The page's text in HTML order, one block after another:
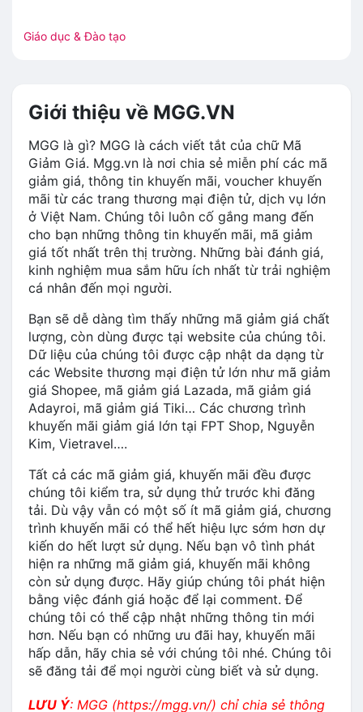
Giáo dục & Đào tạo
Giới thiệu về MGG.VN
MGG là gì? MGG là cách viết tắt của chữ Mã
Giảm Giá. Mgg.vn là nơi chia sẻ miễn phí các mã
giảm giá, thông tin khuyến mãi, voucher khuyến
mãi từ các trang thương mại điện tử, dịch vụ lớn
ở Việt Nam. Chúng tôi luôn cố gắng mang đến
cho bạn những thông tin khuyến mãi, mã giảm
giá tốt nhất trên thị trường. Những bài đánh giá,
kinh nghiệm mua sắm hữu ích nhất từ trải nghiệm
cá nhân đến mọi người.
Bạn sẽ dễ dàng tìm thấy những mã giảm giá chất
lượng, còn dùng được tại website của chúng tôi.
Dữ liệu của chúng tôi được cập nhật da dạng từ
các Website thương mại điện tử lớn như mã giảm
giá Shopee, mã giảm giá Lazada, mã giảm giá
Adayroi, mã giảm giá Tiki… Các chương trình
khuyến mãi giảm giá lớn tại FPT Shop, Nguyễn
Kim, Vietravel….
Tất cả các mã giảm giá, khuyến mãi đều được
chúng tôi kiểm tra, sử dụng thử trước khi đăng
tải. Dù vậy vẫn có một số ít mã giảm giá, chương
trình khuyến mãi có thể hết hiệu lực sớm hơn dự
kiến do hết lượt sử dụng. Nếu bạn vô tình phát
hiện ra những mã giảm giá, khuyến mãi không
còn sử dụng được. Hãy giúp chúng tôi phát hiện
bằng việc đánh giá hoặc để lại comment. Để
chúng tôi có thể cập nhật những thông tin mới
hơn. Nếu bạn có những ưu đãi hay, khuyến mãi
hấp dẫn, hãy chia sẻ với chúng tôi nhé. Chúng tôi
sẽ đăng tải để mọi người cùng biết và sử dụng.
LƯU Ý: MGG (https://mgg.vn/) chỉ chia sẻ thông